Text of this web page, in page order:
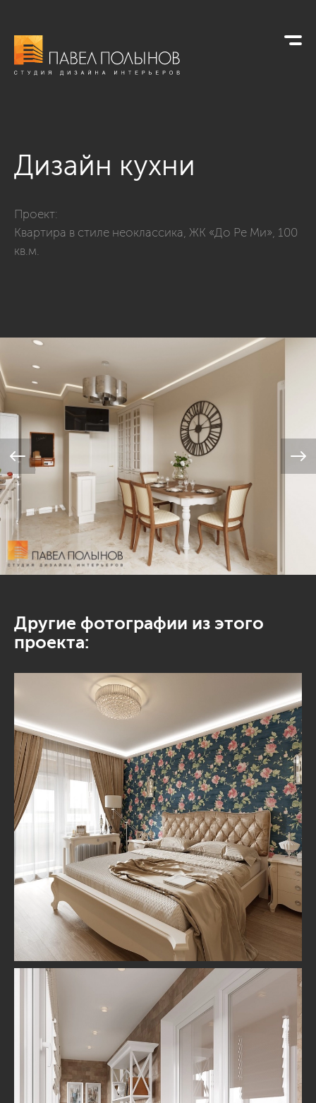
Дизайн кухни
Проект:
Квартира в стиле неоклассика, ЖК «До Ре Ми», 100
кв.м.
Другие фотографии из этого
проекта: